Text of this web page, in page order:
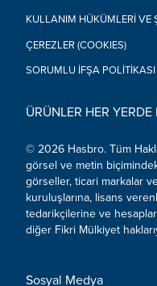
KULLANIM HÜKÜMLERI VE
ÇEREZLER (COOKIES)
SORUMLU İFŞA POLITIKASI
ÜRÜNLER HER
© 2026 Hasbro. Tüm
görsel ve metin
görseller, ticari markalar
kuruluşlarına, lisans
tedarikçilerine ve
diğer Fikri Mülkiyet
Sosyal Medya